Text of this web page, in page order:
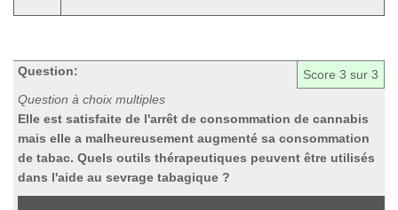
Score 3 sur 3
Question:
Question à choix multiples
Elle est satisfaite de l'arrêt de consommation de cannabis
mais elle a malheureusement augmenté sa consommation
de tabac. Quels outils thérapeutiques peuvent être utilisés
dans l'aide au sevrage tabagique ?